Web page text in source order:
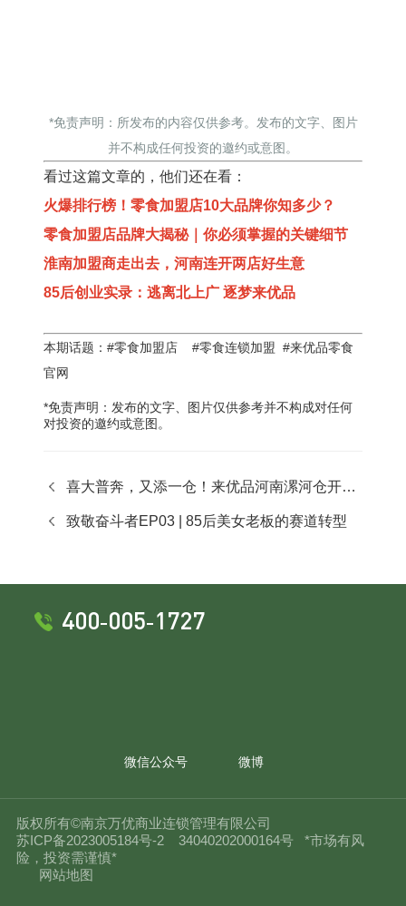
*免责声明：所发布的内容仅供参考。发布的文字、图片
并不构成任何投资的邀约或意图。
看过这篇文章的，他们还在看：
火爆排行榜！零食加盟店10大品牌你知多少？
零食加盟店品牌大揭秘｜你必须掌握的关键细节
淮南加盟商走出去，河南连开两店好生意
85后创业实录：逃离北上广 逐梦来优品
本期话题：#零食加盟店 #零食连锁加盟 #来优品零食
官网
*免责声明：发布的文字、图片仅供参考并不构成对任何
对投资的邀约或意图。
喜大普奔，又添一仓！来优品河南漯河仓开仓
大吉！
致敬奋斗者EP03 | 85后美女老板的赛道转型
400-005-1727
微信公众号 微博
版权所有©南京万优商业连锁管理有限公司
苏ICP备2023005184号-2
34040202000164号*市场有风
险，投资需谨慎*
网站地图